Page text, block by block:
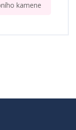
kamene